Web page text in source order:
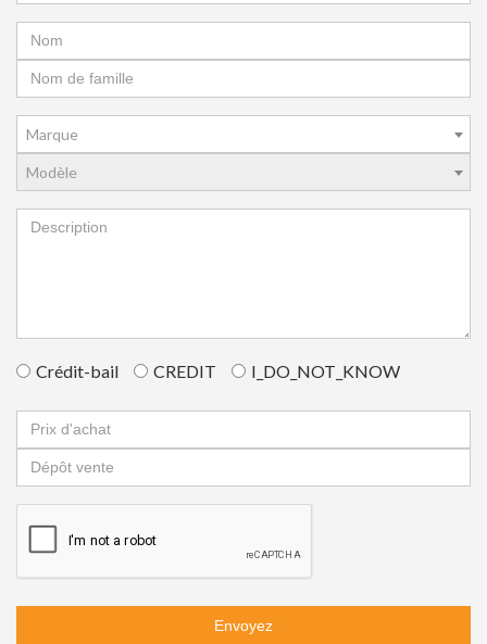
Marque
Modèle
Crédit-bail CREDIT I_DO_NOT_KNOW